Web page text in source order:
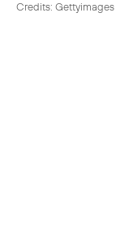
Credits: Gettyimages